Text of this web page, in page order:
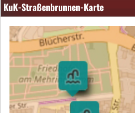
KuK-Straßenbrunnen-Karte